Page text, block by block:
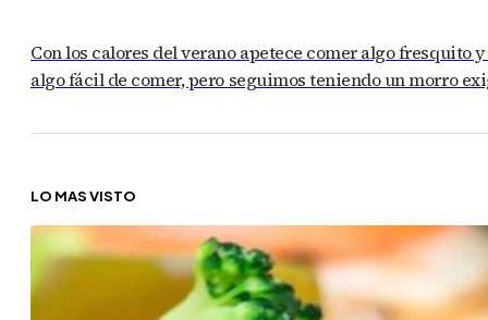
Con los calores del verano apetece comer algo fresquito
algo fácil de comer, pero seguimos teniendo un morro
LO MÁS VISTO